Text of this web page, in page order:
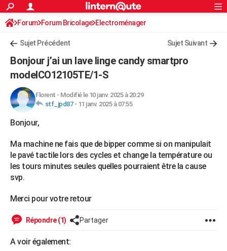
ACTUALITÉS
Politique
Société
Faits Divers
Education
Monde
Villes
+
Programme TV
Streaming
Sorties cinéma
Musique
FINANCE
Retraite
Impôts
Epargne
Immobilier
Risques naturels par ville
Banque
Assurance
Crédit
AUTO
Essais
Réserver un essai
Citadines
Berlines
SUV
Forum auto
HIGH-TECH
Forum
Aménagement intérieur
Extérieur
Cuisine
Salle de bains
Jardinage
Rangement
WEEK-END
Guides de France
Escapades
Patrimoine
Expositions
Musées
Week-end nature
+LIFESTYLE
Art de vivre
Bien-être
Loisirs
Mode
Modes de vie
SANTE
Alimentation
Guide de la santé
Maladies
Médicaments
Sommeil
VOYAGE
Destinations
City break
Voyage nature
Voyage de noces
Forum
Climat
PHOTO
S'inscrire
Connexion
Forum Forum Bricolage Electroménager
Sujet Précédent Sujet Suivant
Bonjour j’ai un lave linge candy smartpro
modelCO12105TE/1-S
Florent - Modifié le 10 janv. 2025 à 20:29
stf_jpd87- 11 janv. 2025 à 07:55
Bonjour,
Ma machine ne fais que de bipper comme si on manipulait
le pavé tactile lors des cycles et change la température ou
les tours minutes seules quelles pourraient être la cause
svp.
Merci pour votre retour
Répondre (1) Partager
A voir également: